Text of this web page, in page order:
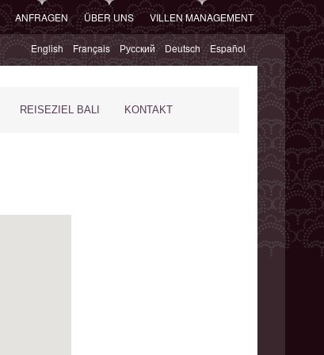
ANFRAGEN ÜBER UNS VILLEN MANAGEMENT
English Français Русский Deutsch Español
REISEZIEL BALI KONTAKT